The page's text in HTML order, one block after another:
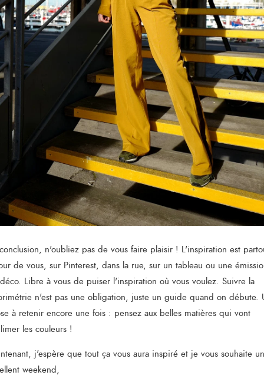
n'oubliez pas de vous faire plaisir ! L'inspiration est
de vous, sur Pinterest, dans la rue, sur un tableau ou une
Libre à vous de puiser l'inspiration où vous voulez. Suivre la
n'est pas une obligation, juste un guide quand on débute.
à retenir encore une fois : pensez aux belles matières qui vont
les couleurs !
j'espère que tout ça vous aura inspiré et je vous souhaite un
weekend,